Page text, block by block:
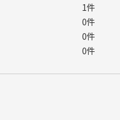
1件
0件
0件
0件